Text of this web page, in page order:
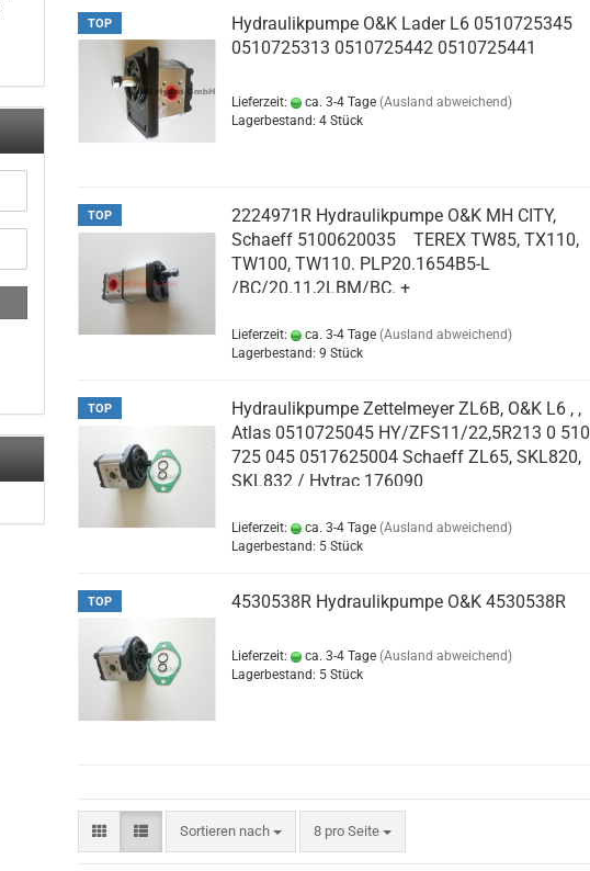
TOP
Hydraulikpumpe O&K Lader L6 0510725345
0510725313 0510725442 0510725441
Lieferzeit: ca. 3-4 Tage (Ausland abweichend)
Lagerbestand: 4 Stück
TOP
2224971R Hydraulikpumpe O&K MH CITY,
Schaeff 5100620035 TEREX TW85, TX110,
TW100, TW110. PLP20.1654B5-L
/BC/20.11,2LBM/BC. +
Lieferzeit: ca. 3-4 Tage (Ausland abweichend)
Lagerbestand: 9 Stück
TOP
Hydraulikpumpe Zettelmeyer ZL6B, O&K L6 , ,
Atlas 0510725045 HY/ZFS11/22,5R213 0 510
725 045 0517625004 Schaeff ZL65, SKL820,
SKL832 / Hytrac 176090
Lieferzeit: ca. 3-4 Tage (Ausland abweichend)
Lagerbestand: 5 Stück
TOP 4530538R Hydraulikpumpe O&K 4530538R
Lieferzeit: ca. 3-4 Tage (Ausland abweichend)
Lagerbestand: 5 Stück
Sortieren nach 8 pro Seite